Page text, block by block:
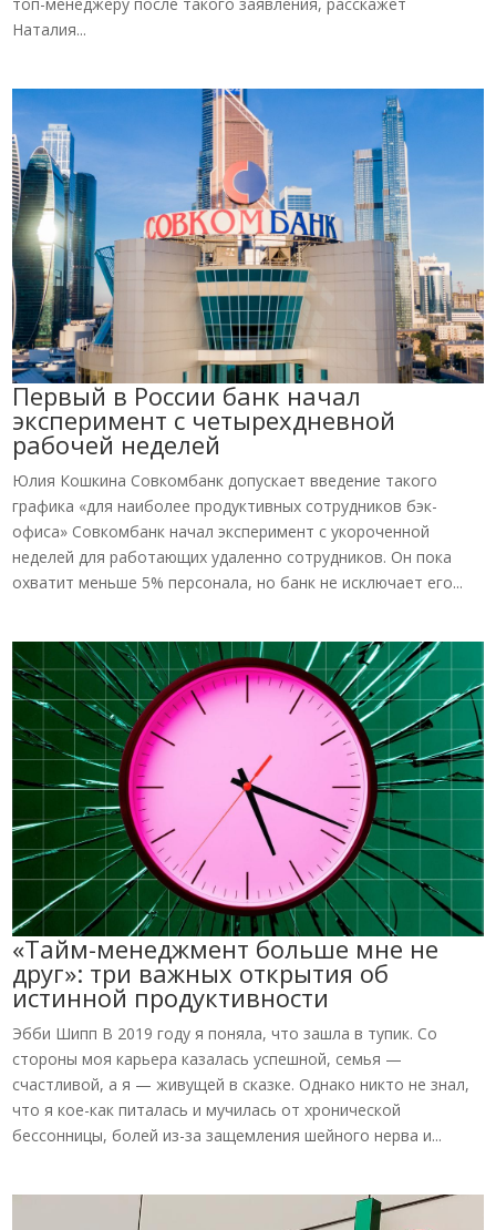
Наталия...
Первый в России банк начал
эксперимент с четырехдневной
рабочей неделей
Юлия Кошкина Совкомбанк допускает введение такого
графика «для наиболее продуктивных сотрудников бэк-
офиса» Совкомбанк начал эксперимент с укороченной
неделей для работающих удаленно сотрудников. Он пока
охватит меньше 5% персонала, но банк не исключает его...
«Тайм-менеджмент больше мне не
друг»: три важных открытия об
истинной продуктивности
Эбби Шипп В 2019 году я поняла, что зашла в тупик. Со
стороны моя карьера казалась успешной, семья —
счастливой, а я — живущей в сказке. Однако никто не знал,
что я кое-как питалась и мучилась от хронической
бессонницы, болей из-за защемления шейного нерва и...